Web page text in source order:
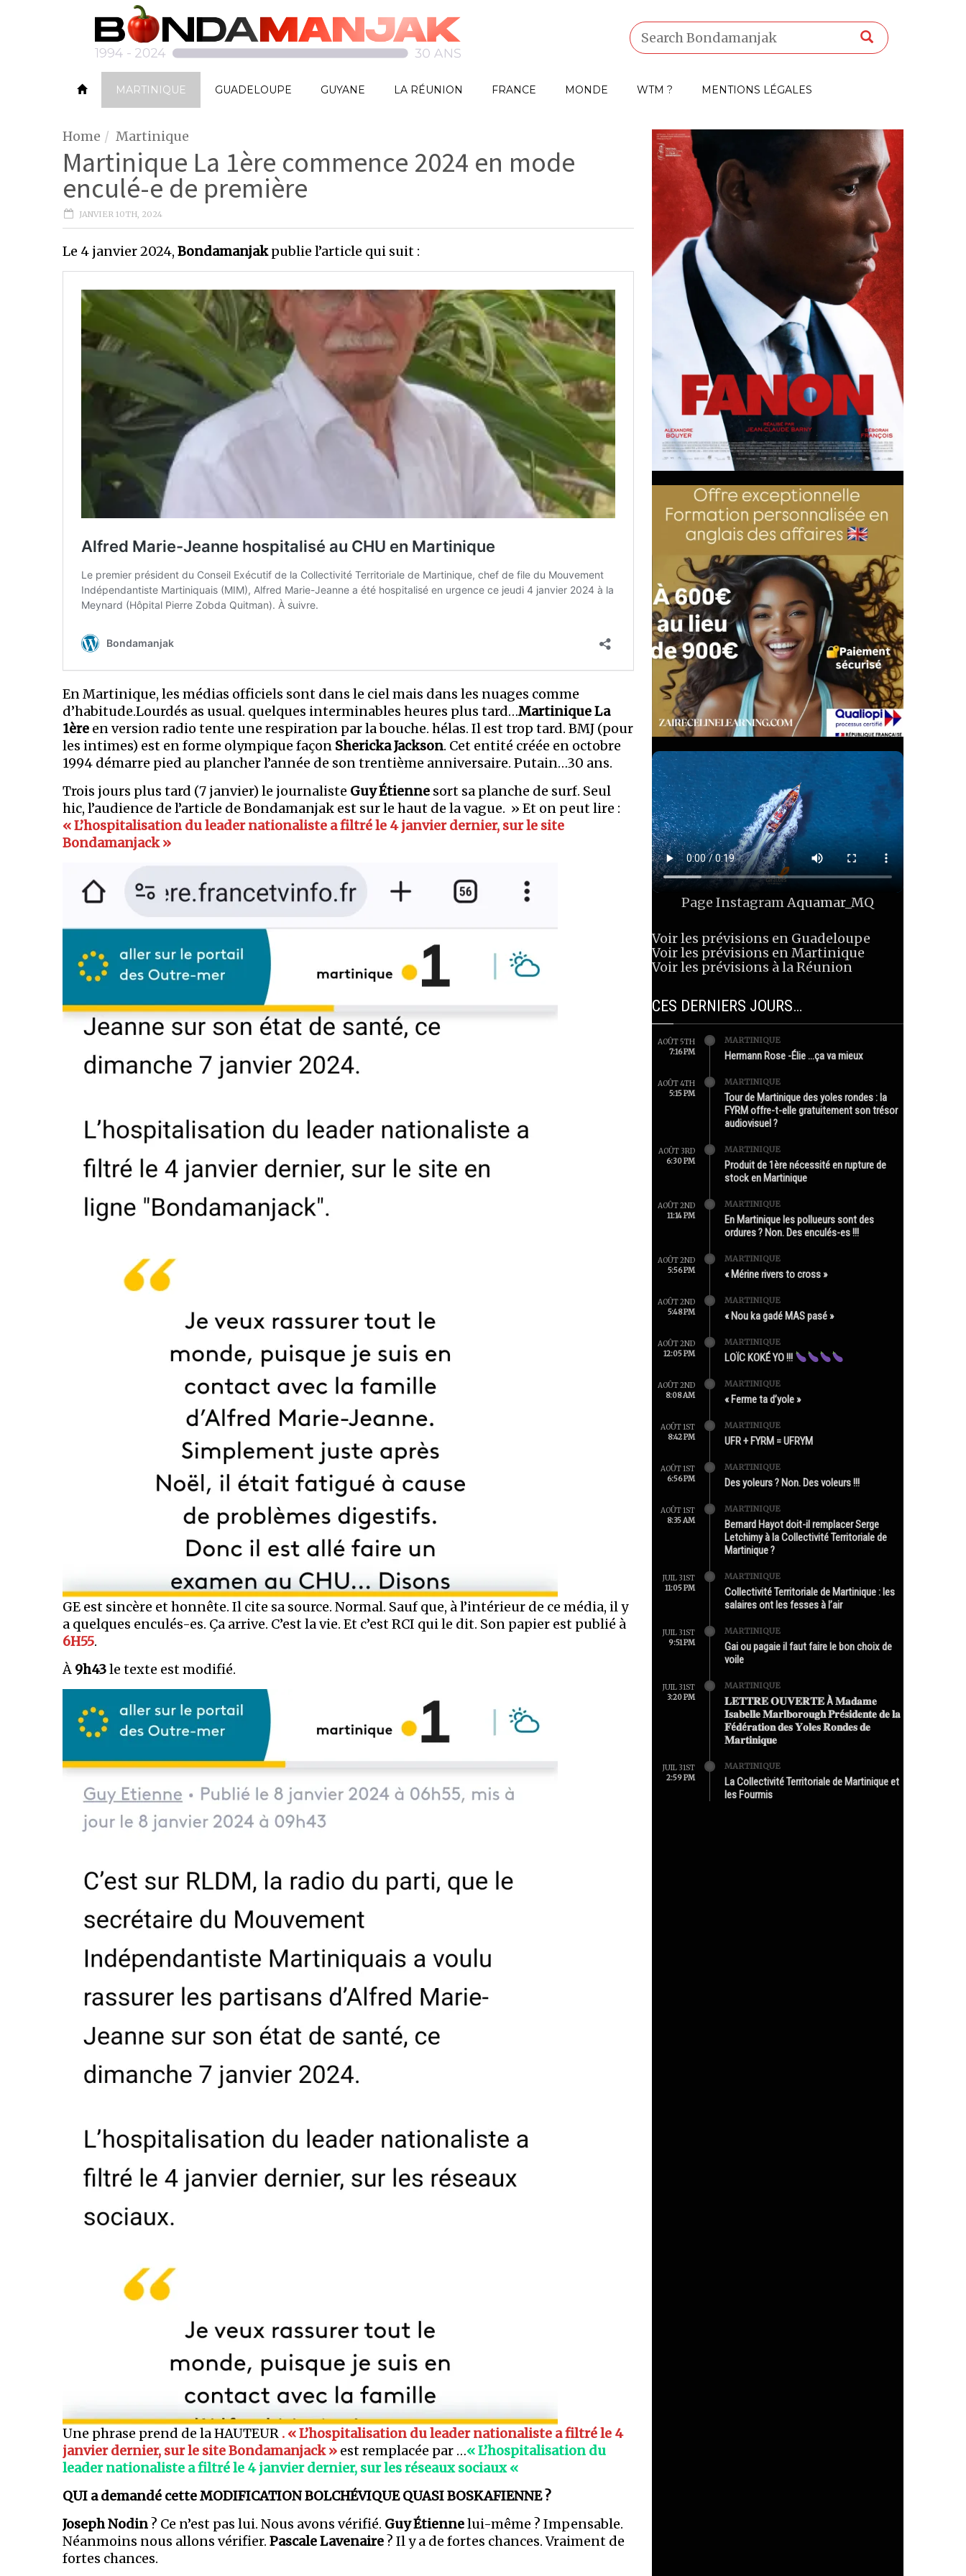
MARTINIQUE GUADELOUPE GUYANE LA RÉUNION FRANCE MONDE WTM ? MENTIONS LÉGALES
Home Martinique
Martinique La 1ère commence 2024 en mode
enculé-e de première
JANVIER 10TH, 2024
Le 4 janvier 2024, Bondamanjakpublie l’article qui suit :
En Martinique, les médias officiels sont dans le ciel mais dans les nuages comme
d’habitude.Lourdés as usual. quelques interminables heures plus tard…Martinique La
1ère en version radio tente une respiration par la bouche. hélas. Il est trop tard. BMJ (pour
les intimes) est en forme olympique façon Shericka Jackson. Cet entité créée en octobre
1994 démarre pied au plancher l’année de son trentième anniversaire. Putain…30 ans.
Trois jours plus tard (7 janvier) le journaliste Guy Étienne sort sa planche de surf. Seul
hic, l’audience de l’article de Bondamanjak est sur le haut de la vague. » Et on peut lire :
« L’hospitalisation du leader nationaliste a filtré le 4 janvier dernier, sur le site
Bondamanjack »
GE est sincère et honnête. Il cite sa source. Normal. Sauf que, à l’intérieur de ce média, il y
a quelques enculés-es. Ça arrive. C’est la vie. Et c’est RCI qui le dit. Son papier est publié à
6H55.
À 9h43le texte est modifié.
Une phrase prend de la HAUTEUR . « L’hospitalisation du leader nationaliste a filtré le 4
janvier dernier, sur le site Bondamanjack » est remplacée par …« L’hospitalisation du
leader nationaliste a filtré le 4 janvier dernier, sur les réseaux sociaux «
QUI a demandé cette MODIFICATION BOLCHÉVIQUE QUASI BOSKAFIENNE ?
Joseph Nodin ? Ce n’est pas lui. Nous avons vérifié. Guy Étiennelui-même ? Impensable.
Néanmoins nous allons vérifier. Pascale Lavenaire ? Il y a de fortes chances. Vraiment de
fortes chances.
Page InstagramAquamar_MQ
Voir les prévisions en Guadeloupe
Voir les prévisions en Martinique
Voir les prévisions à la Réunion
CES DERNIERS JOURS…
AOÛT 5TH
7:16 PM
MARTINIQUE
Hermann Rose -Élie …ça va mieux
AOÛT 4TH
5:15 PM
MARTINIQUE
Tour de Martinique des yoles rondes : la
FYRM offre-t-elle gratuitement son trésor
audiovisuel ?
AOÛT 3RD
6:30 PM
MARTINIQUE
Produit de 1ère nécessité en rupture de
stock en Martinique
AOÛT 2ND
11:14 PM
MARTINIQUE
En Martinique les pollueurs sont des
ordures ? Non. Des enculés-es !!!
AOÛT 2ND
5:56 PM
MARTINIQUE
« Mérine rivers to cross »
AOÛT 2ND
5:48 PM
MARTINIQUE
« Nou ka gadé MAS pasé »
AOÛT 2ND
12:05 PM
MARTINIQUE
LOÏC KOKÉ YO !!!
AOÛT 2ND
8:08 AM
MARTINIQUE
« Ferme ta d’yole »
AOÛT 1ST
8:42 PM
MARTINIQUE
UFR + FYRM = UFRYM
AOÛT 1ST
6:56 PM
MARTINIQUE
Des yoleurs ? Non. Des voleurs !!!
AOÛT 1ST
8:35 AM
MARTINIQUE
Bernard Hayot doit-il remplacer Serge
Letchimy à la Collectivité Territoriale de
Martinique ?
JUIL 31ST
11:05 PM
MARTINIQUE
Collectivité Territoriale de Martinique : les
salaires ont les fesses à l’air
JUIL 31ST
9:51 PM
MARTINIQUE
Gai ou pagaie il faut faire le bon choix de
voile
JUIL 31ST
3:20 PM
MARTINIQUE
𝐋𝐄𝐓𝐓𝐑𝐄 𝐎𝐔𝐕𝐄𝐑𝐓𝐄 À 𝐌𝐚𝐝𝐚𝐦𝐞
𝐈𝐬𝐚𝐛𝐞𝐥𝐥𝐞 𝐌𝐚𝐫𝐥𝐛𝐨𝐫𝐨𝐮𝐠𝐡 𝐏𝐫é𝐬𝐢𝐝𝐞𝐧𝐭𝐞 𝐝𝐞 𝐥𝐚
𝐅é𝐝é𝐫𝐚𝐭𝐢𝐨𝐧 𝐝𝐞𝐬 𝐘𝐨𝐥𝐞𝐬 𝐑𝐨𝐧𝐝𝐞𝐬 𝐝𝐞
𝐌𝐚𝐫𝐭𝐢𝐧𝐢𝐪𝐮𝐞
JUIL 31ST
2:59 PM
MARTINIQUE
La Collectivité Territoriale de Martinique et
les Fourmis